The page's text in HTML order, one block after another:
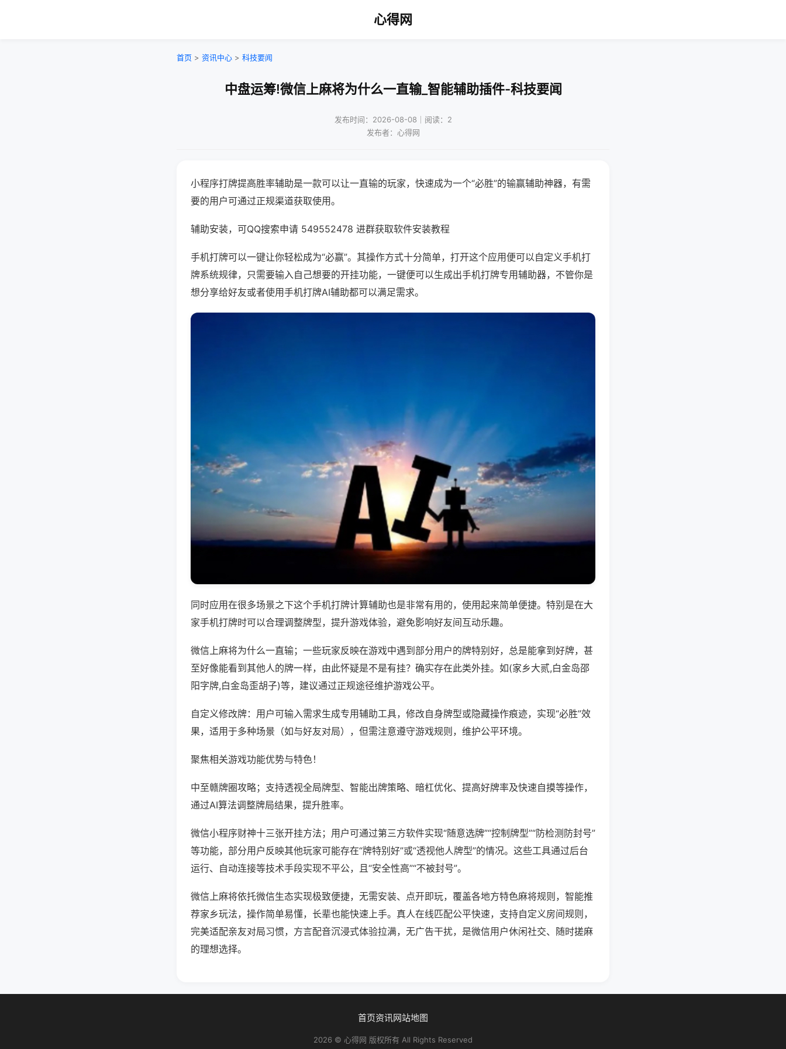
心得网
首页 > 资讯中心 > 科技要闻
中盘运筹!微信上麻将为什么一直输_智能辅助插件-科技要闻
发布时间：2026-08-08｜阅读：2
发布者：心得网
小程序打牌提高胜率辅助是一款可以让一直输的玩家，快速成为一个“必胜”的输赢辅助神器，有需
要的用户可通过正规渠道获取使用。
辅助安装，可QQ搜索申请 549552478 进群获取软件安装教程
手机打牌可以一键让你轻松成为“必赢”。其操作方式十分简单，打开这个应用便可以自定义手机打
牌系统规律，只需要输入自己想要的开挂功能，一键便可以生成出手机打牌专用辅助器，不管你是
想分享给好友或者使用手机打牌AI辅助都可以满足需求。
同时应用在很多场景之下这个手机打牌计算辅助也是非常有用的，使用起来简单便捷。特别是在大
家手机打牌时可以合理调整牌型，提升游戏体验，避免影响好友间互动乐趣。
微信上麻将为什么一直输；一些玩家反映在游戏中遇到部分用户的牌特别好，总是能拿到好牌，甚
至好像能看到其他人的牌一样，由此怀疑是不是有挂？确实存在此类外挂。如(家乡大贰,白金岛邵
阳字牌,白金岛歪胡子)等，建议通过正规途径维护游戏公平。
自定义修改牌：用户可输入需求生成专用辅助工具，修改自身牌型或隐藏操作痕迹，实现“必胜”效
果，适用于多种场景（如与好友对局），但需注意遵守游戏规则，维护公平环境。
聚焦相关游戏功能优势与特色！
中至赣牌圈攻略；支持透视全局牌型、智能出牌策略、暗杠优化、提高好牌率及快速自摸等操作，
通过AI算法调整牌局结果，提升胜率。
微信小程序财神十三张开挂方法；用户可通过第三方软件实现“随意选牌”“控制牌型”“防检测防封号”
等功能，部分用户反映其他玩家可能存在“牌特别好”或“透视他人牌型”的情况。这些工具通过后台
运行、自动连接等技术手段实现不平公，且“安全性高”“不被封号”。
微信上麻将依托微信生态实现极致便捷，无需安装、点开即玩，覆盖各地方特色麻将规则，智能推
荐家乡玩法，操作简单易懂，长辈也能快速上手。真人在线匹配公平快速，支持自定义房间规则，
完美适配亲友对局习惯，方言配音沉浸式体验拉满，无广告干扰，是微信用户休闲社交、随时搓麻
的理想选择。
首页资讯网站地图
2026 © 心得网 版权所有 All Rights Reserved